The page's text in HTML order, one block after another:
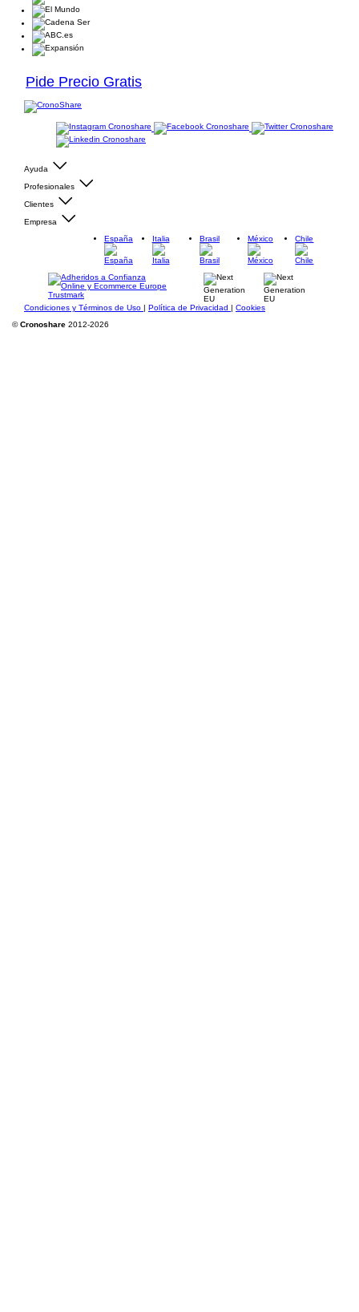
Pide Precio Gratis
Ayuda
Profesionales
Clientes
Empresa
España
Italia Brasil México Chile
Condiciones y Términos de Uso | Política de Privacidad | Cookies
©Cronoshare 2012-2026